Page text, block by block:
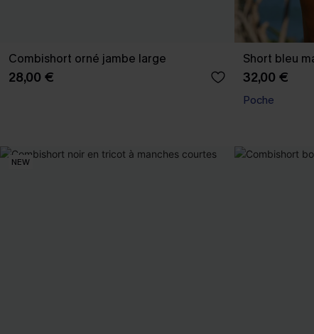
Combishort orné jambe large
28,00 €
Short bleu
32,00 €
Poche
NEW